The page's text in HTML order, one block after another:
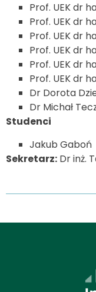
Prof. UEK dr
Prof. UEK dr
Prof. UEK dr
Prof. UEK dr
Prof. UEK dr
Prof. UEK dr
Dr Dorota
Dr Michał
Studenci
Jakub Gaboń
Sekretarz: Dr inż.